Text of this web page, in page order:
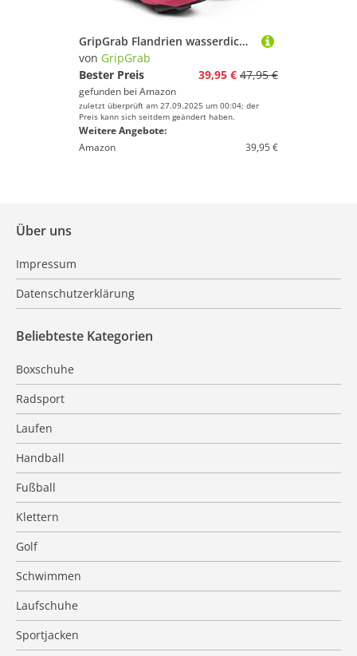
GripGrab Flandrien wasserdichte Rennrad Überschuhe Knitted Aero Regenschutz Radsport Übersocken Gestrickte Cover Socks
von GripGrab
Bester Preis
39,95 € 47,95 €
gefunden bei Amazon
zuletzt überprüft am 27.09.2025 um 00:04; der
Preis kann sich seitdem geändert haben.
Weitere Angebote:
Amazon
39,95 €
Über uns
Impressum
Datenschutzerklärung
Beliebteste Kategorien
Boxschuhe
Radsport
Laufen
Handball
Fußball
Klettern
Golf
Schwimmen
Laufschuhe
Sportjacken